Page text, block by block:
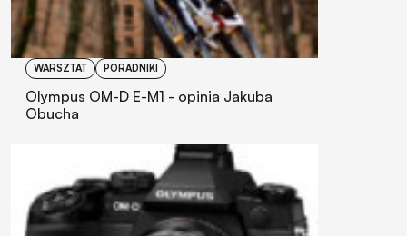
WARSZTAT PORADNIKI
Olympus OM-D E-M1 - opinia Jakuba
Obucha